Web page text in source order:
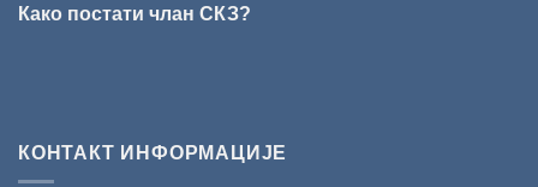
поезију
Како постати члан СКЗ?
КОНТАКТ ИНФОРМАЦИЈЕ